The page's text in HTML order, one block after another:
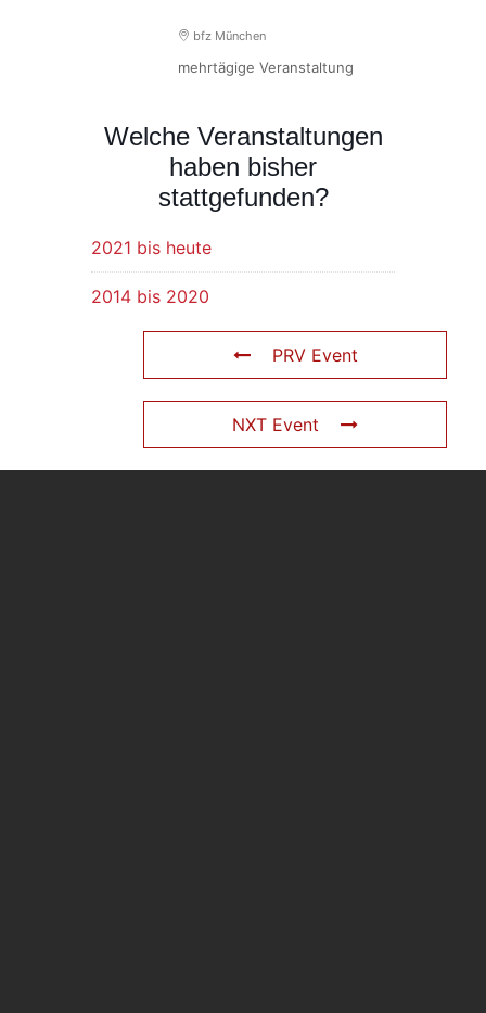
bfz München
mehrtägige Veranstaltung
Welche Veranstaltungen
haben bisher
stattgefunden?
2021 bis heute
2014 bis 2020
PRV Event
NXT Event